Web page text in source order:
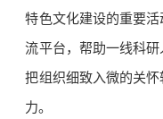
特色文化建设的重要
流平台，帮助一线科研
把组织细致入微的关
力。